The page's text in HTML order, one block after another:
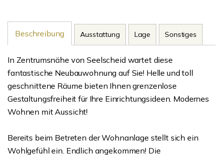
Beschreibung Ausstattung Lage Sonstiges
In Zentrumsnähe von Seelscheid wartet diese
fantastische Neubauwohnung auf Sie! Helle und toll
geschnittene Räume bieten Ihnen grenzenlose
Gestaltungsfreiheit für Ihre Einrichtungsideen. Modernes
Wohnen mit Aussicht!
Bereits beim Betreten der Wohnanlage stellt sich ein
Wohlgefühl ein. Endlich angekommen! Die